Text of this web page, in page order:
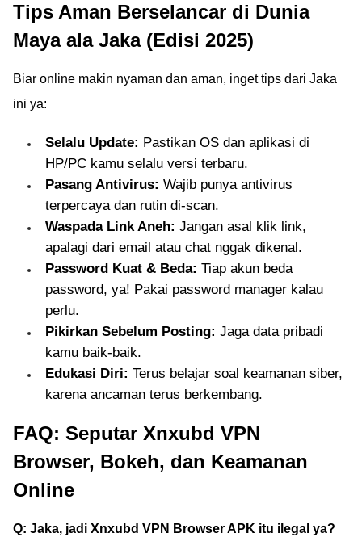
Tips Aman Berselancar di Dunia
Maya ala Jaka (Edisi 2025)
Biar online makin nyaman dan aman, inget tips dari Jaka
ini ya:
Selalu Update: Pastikan OS dan aplikasi di
HP/PC kamu selalu versi terbaru.
Pasang Antivirus: Wajib punya antivirus
terpercaya dan rutin di-scan.
Waspada Link Aneh: Jangan asal klik link,
apalagi dari email atau chat nggak dikenal.
Password Kuat & Beda: Tiap akun beda
password, ya! Pakai password manager kalau
perlu.
Pikirkan Sebelum Posting: Jaga data pribadi
kamu baik-baik.
Edukasi Diri: Terus belajar soal keamanan siber,
karena ancaman terus berkembang.
FAQ: Seputar Xnxubd VPN
Browser, Bokeh, dan Keamanan
Online
Q: Jaka, jadi Xnxubd VPN Browser APK itu ilegal ya?